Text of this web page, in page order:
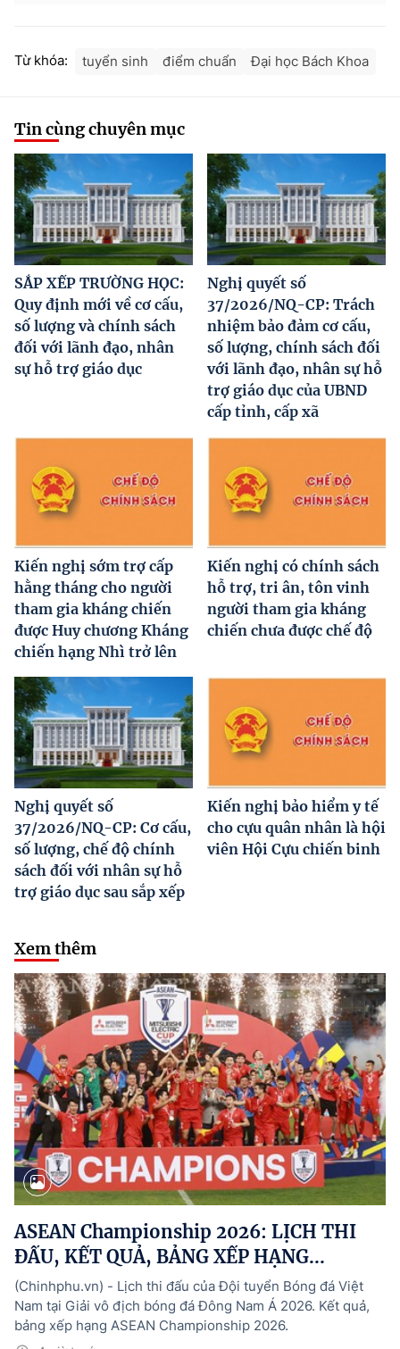
Từ khóa: tuyển sinh điểm chuẩn Đại học Bách Khoa
Tin cùng chuyên mục
SẮP XẾP TRƯỜNG HỌC:
Quy định mới về cơ cấu,
số lượng và chính sách
đối với lãnh đạo, nhân
sự hỗ trợ giáo dục
Nghị quyết số
37/2026/NQ-CP: Trách
nhiệm bảo đảm cơ cấu,
số lượng, chính sách đối
với lãnh đạo, nhân sự hỗ
trợ giáo dục của UBND
cấp tỉnh, cấp xã
Kiến nghị sớm trợ cấp
hằng tháng cho người
tham gia kháng chiến
được Huy chương Kháng
chiến hạng Nhì trở lên
Kiến nghị có chính sách
hỗ trợ, tri ân, tôn vinh
người tham gia kháng
chiến chưa được chế độ
Nghị quyết số
37/2026/NQ-CP: Cơ cấu,
số lượng, chế độ chính
sách đối với nhân sự hỗ
trợ giáo dục sau sắp xếp
Kiến nghị bảo hiểm y tế
cho cựu quân nhân là hội
viên Hội Cựu chiến binh
Xem thêm
ASEAN Championship 2026: LỊCH THI
ĐẤU, KẾT QUẢ, BẢNG XẾP HẠNG...
(Chinhphu.vn) - Lịch thi đấu của Đội tuyển Bóng đá Việt
Nam tại Giải vô địch bóng đá Đông Nam Á 2026. Kết quả,
bảng xếp hạng ASEAN Championship 2026.